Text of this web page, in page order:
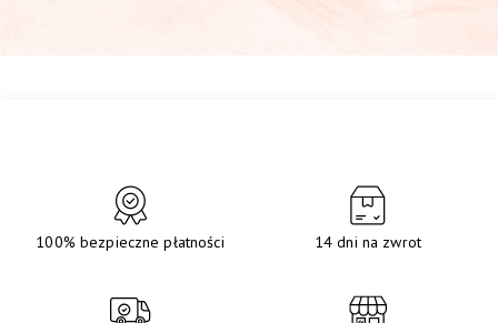
100% bezpieczne płatności 14 dni na zwrot